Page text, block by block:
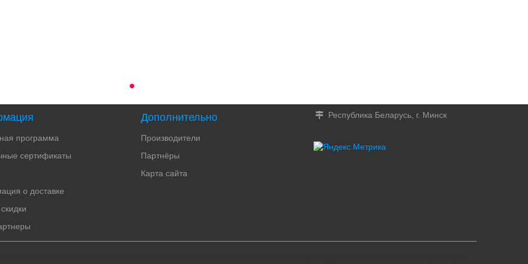
программа
сертификаты
о доставке
Дополнительно
Производители
Партнёры
Карта сайта
Республика Беларусь, г. Минск